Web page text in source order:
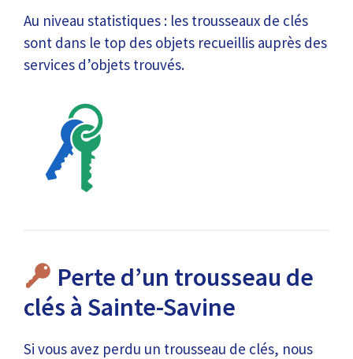
Au niveau statistiques : les trousseaux de clés
sont dans le top des objets recueillis auprès des
services d’objets trouvés.
Perte d’un trousseau de
clés à Sainte-Savine
Si vous avez perdu un trousseau de clés, nous